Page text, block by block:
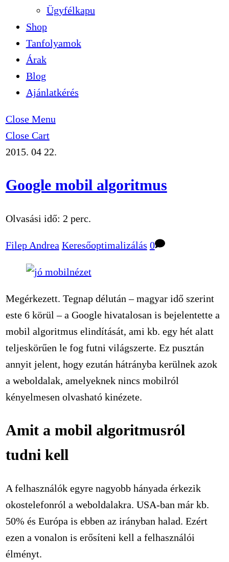
Ügyfélkapu
Shop
Tanfolyamok
Árak
Blog
Ajánlatkérés
Close Menu
Close Cart
2015. 04 22.
Google mobil algoritmus
Olvasási idő: 2 perc.
Filep Andrea Keresőoptimalizálás 0
Megérkezett. Tegnap délután – magyar idő szerint
este 6 körül – a Google hivatalosan is bejelentette a
mobil algoritmus elindítását, ami kb. egy hét alatt
teljeskörűen le fog futni világszerte. Ez pusztán
annyit jelent, hogy ezután hátrányba kerülnek azok
a weboldalak, amelyeknek nincs mobilról
kényelmesen olvasható kinézete.
Amit a mobil algoritmusról
tudni kell
A felhasználók egyre nagyobb hányada érkezik
okostelefonról a weboldalakra. USA-ban már kb.
50% és Európa is ebben az irányban halad. Ezért
ezen a vonalon is erősíteni kell a felhasználói
élményt.